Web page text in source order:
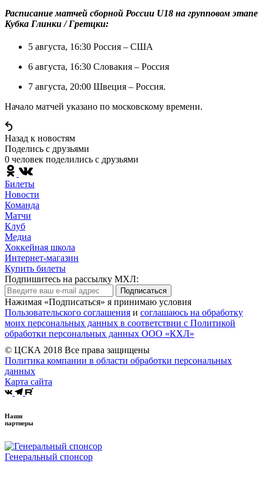
Расписание матчей сборной России U18 на групповом этапе
Кубка Глинки / Гретцки:
5 августа, 16:30 Россия – США
6 августа, 16:30 Словакия – Россия
7 августа, 20:00 Швеция – Россия.
Начало матчей указано по московскому времени.
Назад к новостям
Поделись c друзьями
0 человек поделились c друзьями
Билеты
Новости
Команда
Матчи
Клуб
Медиа
Хоккейная школа
Интернет-магазин
Купить билеты
Подпишитесь на рассылку МХЛ:
Подписаться
Нажимая «Подписаться» я принимаю условия
Пользовательского соглашения и соглашаюсь на обработку
моих персональных данных в соответствии с Политикой
обработки персональных данных ООО «КХЛ»
© ЦСКА 2018 Все права защищены
Политика компании в области обработки персональных
данных
Карта сайта
Наши
партнеры
Генеральный спонсор